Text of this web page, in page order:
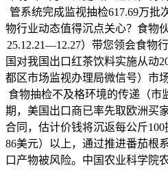
管系统完成监视抽检617.69万批
物行业动态值得沉点关心？食物
25.12.21—12.27）带您领会食物
国对我国出口红茶饮料实施从动
都区市场监视办理局微信号）市
食物抽检不及格环境的传递（市
期，美国出口商已率先取欧洲买
合同，估计价钱将沉返每公斤
86美元）以上，通过推进番茄根
口产物被风险。中国农业科学院